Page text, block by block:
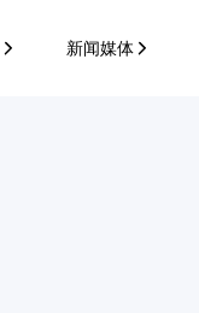
新闻媒体